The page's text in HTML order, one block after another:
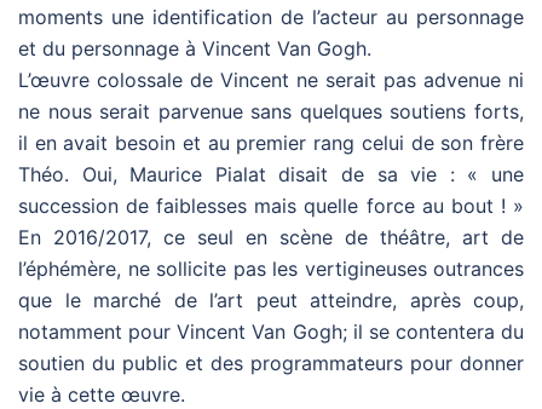
moments une identification de l’acteur au personnage
et du personnage à Vincent Van Gogh.
L’œuvre colossale de Vincent ne serait pas advenue ni
ne nous serait parvenue sans quelques soutiens forts,
il en avait besoin et au premier rang celui de son frère
Théo. Oui, Maurice Pialat disait de sa vie : « une
succession de faiblesses mais quelle force au bout ! »
En 2016/2017, ce seul en scène de théâtre, art de
l’éphémère, ne sollicite pas les vertigineuses outrances
que le marché de l’art peut atteindre, après coup,
notamment pour Vincent Van Gogh; il se contentera du
soutien du public et des programmateurs pour donner
vie à cette œuvre.